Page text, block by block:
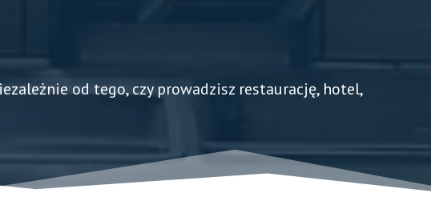
od tego, czy prowadzisz restaurację, hotel,